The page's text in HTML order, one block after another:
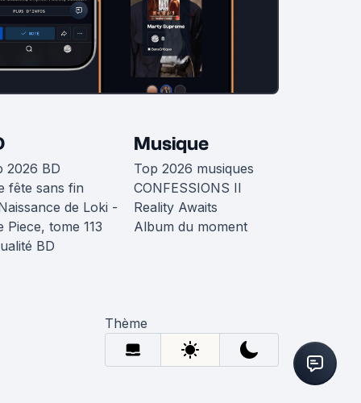
2026 BD
fête sans fin
de Loki -
Piece, tome 113
BD
Musique
Top 2026 musiques
CONFESSIONS II
Reality Awaits
Album du moment
Thème